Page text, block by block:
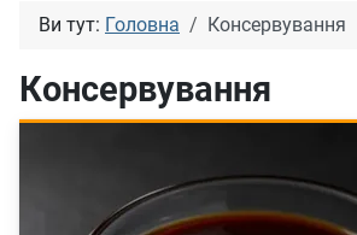
Ви тут: Головна Консервування
Консервування